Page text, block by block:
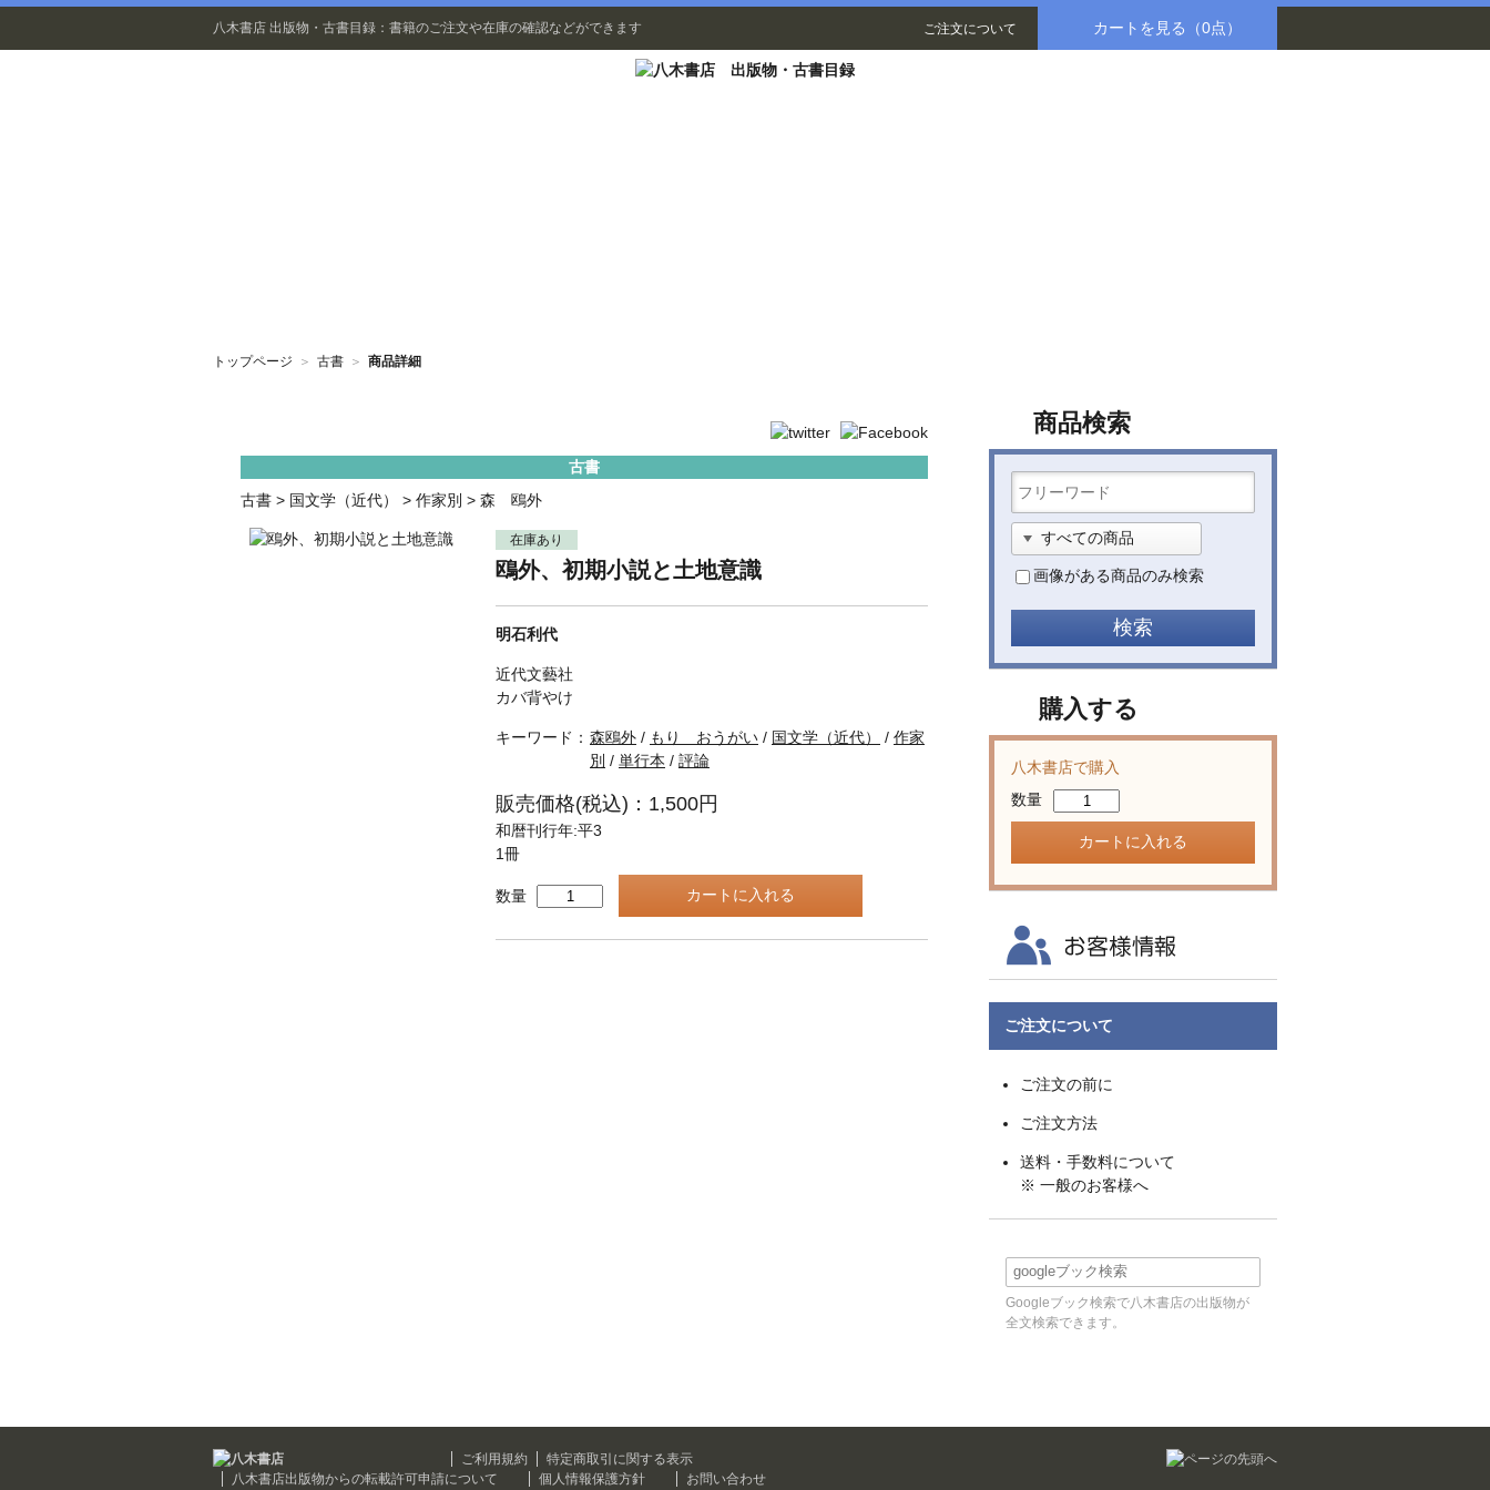
八木書店 出版物・古書目録：書籍のご注文や在庫の確認などができます ご注文について カートを見る （0点）
トップページ ＞ 古書 ＞ 商品詳細
古書
古書 > 国文学（近代） > 作家別 > 森 鴎外
在庫あり
鴎外、初期小説と土地意識
明石利代
近代文藝社
カバ背やけ
キーワード： 森鴎外 / もり おうがい / 国文学（近代） / 作家
別 / 単行本 / 評論
販売価格(税込)：1,500円
和暦刊行年:平3
1冊
数量
商品検索
画像がある商品のみ検索
購入する
八木書店で購入
数量
ご注文について
ご注文の前に
ご注文方法
送料・手数料について
※ 一般のお客様へ
Googleブック検索で八木書店の出版物が
全文検索できます。
ご利用規約
特定商取引に関する表示
八木書店出版物からの転載許可申請について
個人情報保護方針 お問い合わせ